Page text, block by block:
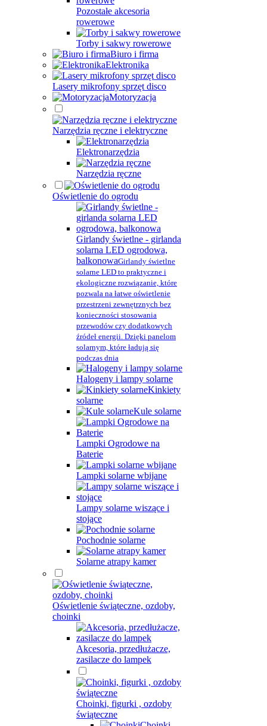
Pozostałe akcesoria
rowerowe
Torby i sakwy rowerowe
Biuro i firma
Elektronika
Lasery mikrofony sprzęt disco
Motoryzacja
Narzędzia ręczne i elektryczne
Elektronarzędzia
Narzędzia ręczne
Oświetlenie do ogrodu
Girlandy świetlne - girlanda
solarna LED ogrodowa,
balkonowaGirlandy świetlne
solarne LED to praktyczne i
ekologiczne rozwiązanie, które
pozwala na łatwe oświetlenie
przestrzeni zewnętrznych bez
konieczności stosowania
przewodów czy dodatkowych
źródeł energii. Dzięki panelom
solarnym, które ładują się
podczas dnia
Halogeny i lampy solarne
Kinkiety
solarne
Kule solarne
Lampki Ogrodowe na
Baterie
Lampki solarne wbijane
Lampy solarne wiszące i
stojące
Pochodnie solarne
Solarne atrapy kamer
Oświetlenie świąteczne, ozdoby,
choinki
Akcesoria, przedłużacze,
zasilacze do lampek
Choinki, figurki , ozdoby
świąteczne